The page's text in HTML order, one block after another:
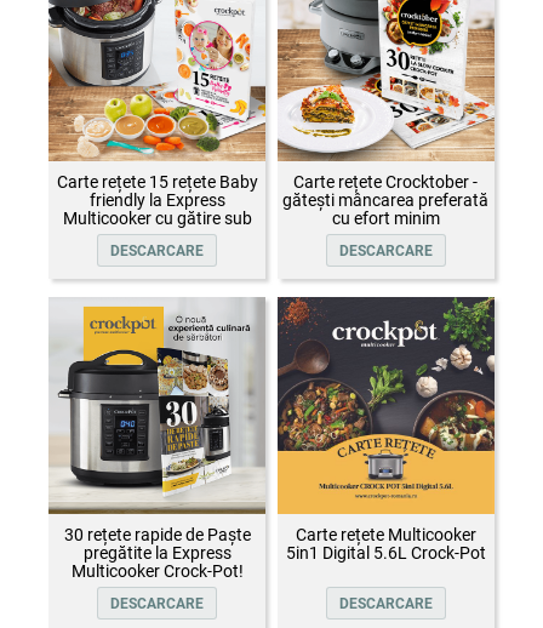
Carte rețete 15 rețete Baby
friendly la Express
Multicooker cu gătire sub
presiune Crock-Pot
DESCARCARE
Carte rețete Crocktober -
gătești mâncarea preferată
cu efort minim
DESCARCARE
30 rețete rapide de Paște
pregătite la Express
Multicooker Crock-Pot!
DESCARCARE
Carte rețete Multicooker
5in1 Digital 5.6L Crock-Pot
DESCARCARE